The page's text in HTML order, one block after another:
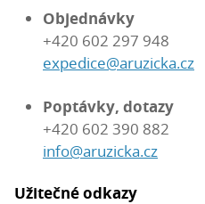
Objednávky
+420 602 297 948
expedice@aruzicka.cz
Poptávky, dotazy
+420 602 390 882
info@aruzicka.cz
Užitečné odkazy